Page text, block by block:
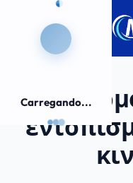
Carregando...